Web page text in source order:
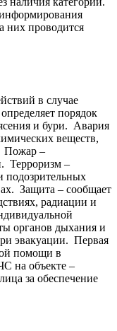
них проводится
в случае
порядок
и бури. Авария
веществ,
Пожар –
Терроризм –
подозрительных
Защита – сообщает
радиации и
органов дыхания и
эвакуации. Первая
помощи в
на объекте –
за обеспечение